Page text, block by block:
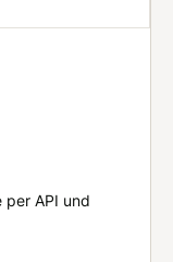
per API und